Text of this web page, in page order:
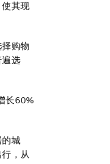
其现
购物
遍选
长60%
的城
，从